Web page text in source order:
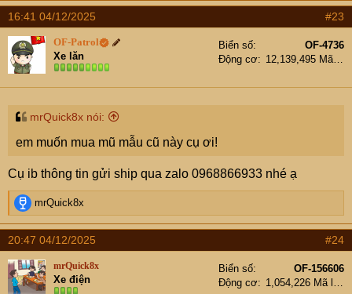
a
c
t
n
s
16:41 04/12/2025 #23
OF-Patrol
Xe lăn
Biển số
OF-4736
Động cơ
12,139,495 Mã lực
mrQuick8x nói:
em muốn mua mũ mẫu cũ này cụ ơi!
Cụ ib thông tin gửi ship qua zalo 0968866933 nhé ạ
R
e
a
t
i
o
mrQuick8x
20:47 04/12/2025 #24
mrQuick8x
Xe điện
Biển số
OF-156606
Động cơ
1,054,226 Mã lực